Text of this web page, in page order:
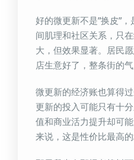
好的微更新不是”换皮”
间肌理和社区关系，只
大，但效果显著。居民
店生意好了，整条街的气
微更新的经济账也算得
更新的投入可能只有十
值和商业活力提升却可
来说，这是性价比最高的